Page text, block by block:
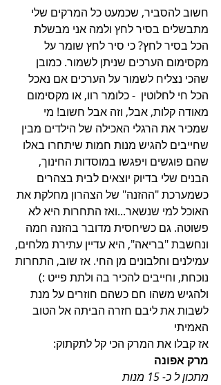
חשוב להסביר, שכמעט כל המרקים שלי
מתבשלים בסיר לחץ ולמה אני מבשלת
הכל בסיר לחץ? כי סיר לחץ שומר על
מקסימום הערכים שניתן לשמור. כמובן
שהכי נצליח לשמור על הערכים אם נאכל
הכל חי לחלוטין  - כלומר רוו, או מקסימום
מאודה קלות, אבל, וזה אבל חשוב! מי
שמכיר את הרגלי האכילה של הילדים מבין
שחייבים להגיש מנות חמות שיתחרו באלו
שהם פוגשים ויפגשו במוסדות החינוך,
הבנים שלי בדיוק יוצאים לבית בצהרים
כשמערכת "ההזנה" של הצהרון מחלקת את
האוכל למי שנשאר...ואז התחרות היא לא
פשוטה. גם כשיחסית מדובר בהזנה חמה
ונחשבת "בריאה", היא עדיין עתירת מלחים,
עמילנים וחלבונים מן החי. אז שוב, התחרות
נוכחת, וחייבים להכיר בה ולתת פייט :)
ולהגיש משהו חם כשהם חוזרים על מנת
לשבות את ליבם חזרה הביתה אל הטוב
האמיתי
אז קבלו את המרק הכי קל לתקתוק:
מרק אפונה
מתכון ל כ- 15 מנות